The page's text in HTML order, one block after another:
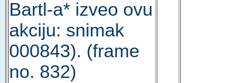
Bartl-a* izveo ovu
akciju: snimak
000843). (frame
no. 832)